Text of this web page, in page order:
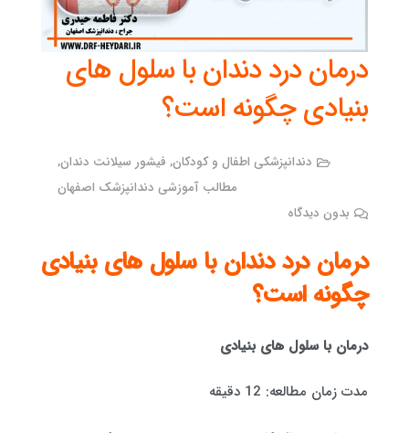
درمان درد دندان با سلول های
بنیادی چگونه است؟
دندانپزشکی اطفال و کودکان, فیشور سیلانت دندان,
مطالب آموزشی دندانپزشک اصفهان
بدون دیدگاه
درمان درد دندان با سلول های بنیادی
چگونه است؟
درمان با سلول های بنیادی
مدت زمان مطالعه: 12 دقیقه